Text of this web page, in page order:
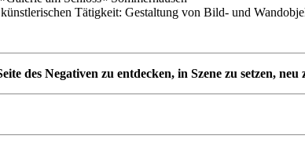
Tätigkeit: Gestaltung von Bild- und
des Negativen zu entdecken, in Szene zu setzen,